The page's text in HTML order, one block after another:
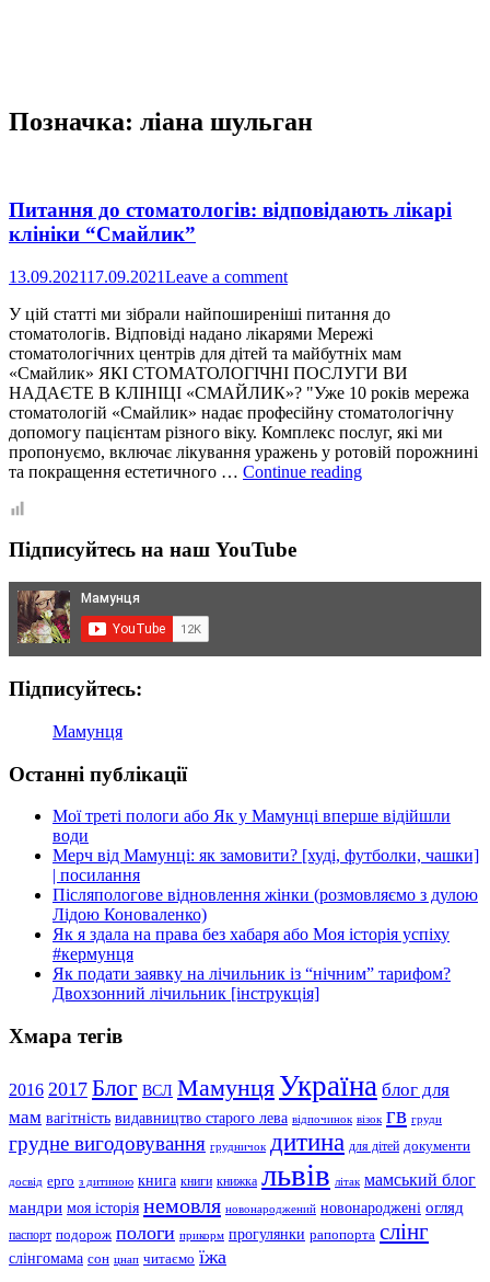
Позначка: ліана шульган
Питання до стоматологів: відповідають лікарі
клініки “Смайлик”
13.09.202117.09.2021Leave a comment
У цій статті ми зібрали найпоширеніші питання до
стоматологів. Відповіді надано лікарями Мережі
стоматологічних центрів для дітей та майбутніх мам
«Смайлик» ЯКІ СТОМАТОЛОГІЧНІ ПОСЛУГИ ВИ
НАДАЄТЕ В КЛІНІЦІ «СМАЙЛИК»? "Уже 10 років мережа
стоматологій «Смайлик» надає професійну стоматологічну
допомогу пацієнтам різного віку. Комплекс послуг, які ми
пропонуємо, включає лікування уражень у ротовій порожнині
та покращення естетичного … Continue readingПитання
Підписуйтесь на наш YouTube
Підписуйтесь:
Мамунця
Останні публікації
Мої треті пологи або Як у Мамунці вперше відійшли
води
Мерч від Мамунці: як замовити? [худі, футболки, чашки]
| посилання
Післяпологове відновлення жінки (розмовляємо з дулою
Лідою Коноваленко)
Як я здала на права без хабаря або Моя історія успіху
#кермунця
Як подати заявку на лічильник із “нічним” тарифом?
Двохзонний лічильник [інструкція]
Хмара тегів
2016 2017 Блог ВСЛ МамунцяУкраїна блог для
мам вагітність видавництво старого лева відпочинок візок гв груди
грудне вигодовування грудничок дитина для дітей документи
досвід ерго з дитиною книга книги книжка львів літак мамський блог
мандри моя історія немовля новонароджений новонароджені огляд
паспорт подорож пологи прикорм прогулянки рапопорта слінг
слінгомама сон цнап читаємо їжа